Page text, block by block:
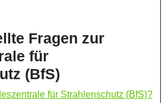
Fragen zur
für
(BfS)
für Strahlenschutz (BfS)?